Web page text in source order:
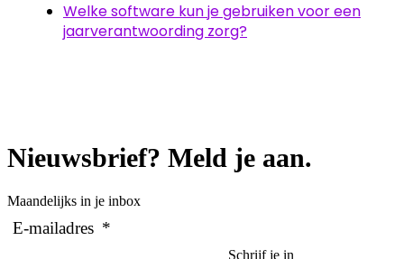
Welke software kun je gebruiken voor een
jaarverantwoording zorg?
Nieuwsbrief? Meld je aan.
Maandelijks in je inbox
E-mailadres *